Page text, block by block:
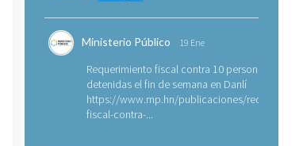
Ministerio Público 19 Ene
Requerimiento fiscal contra 10 personas
detenidas el fin de semana en Danlí
https://www.mp.hn/publicaciones/
fiscal-contra-...